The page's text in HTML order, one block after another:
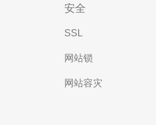
安全
SSL
网站锁
网站容灾